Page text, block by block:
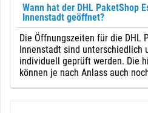
Wann hat der DHL PaketShop
Innenstadt geöffnet?
Die Öffnungszeiten für die DHL
Innenstadt sind unterschiedlich
individuell geprüft werden. Die
können je nach Anlass auch